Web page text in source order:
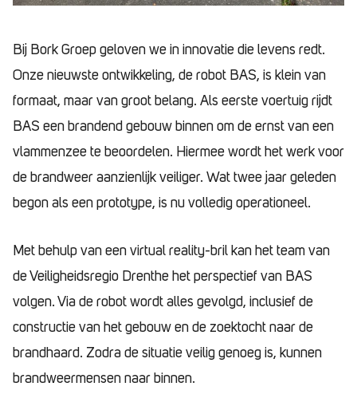
Bij Bork Groep geloven we in innovatie die levens redt.
Onze nieuwste ontwikkeling, de robot BAS, is klein van
formaat, maar van groot belang. Als eerste voertuig rijdt
BAS een brandend gebouw binnen om de ernst van een
vlammenzee te beoordelen. Hiermee wordt het werk voor
de brandweer aanzienlijk veiliger. Wat twee jaar geleden
begon als een prototype, is nu volledig operationeel.
Met behulp van een virtual reality-bril kan het team van
de Veiligheidsregio Drenthe het perspectief van BAS
volgen. Via de robot wordt alles gevolgd, inclusief de
constructie van het gebouw en de zoektocht naar de
brandhaard. Zodra de situatie veilig genoeg is, kunnen
brandweermensen naar binnen.